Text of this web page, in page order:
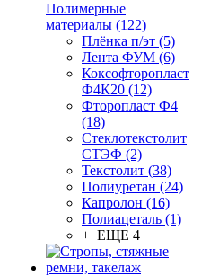
Полимерные
материалы (122)
Плёнка п/эт (5)
Лента ФУМ (6)
Коксофторопласт
Ф4К20 (12)
Фторопласт Ф4
(18)
Стеклотекстолит
СТЭФ (2)
Текстолит (38)
Полиуретан (24)
Капролон (16)
Полиацеталь (1)
+ ЕЩЕ 4